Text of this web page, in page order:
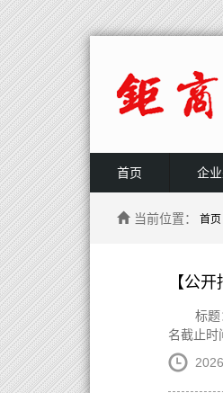
首页 企
当前位置： 首页
【公
标
名截止